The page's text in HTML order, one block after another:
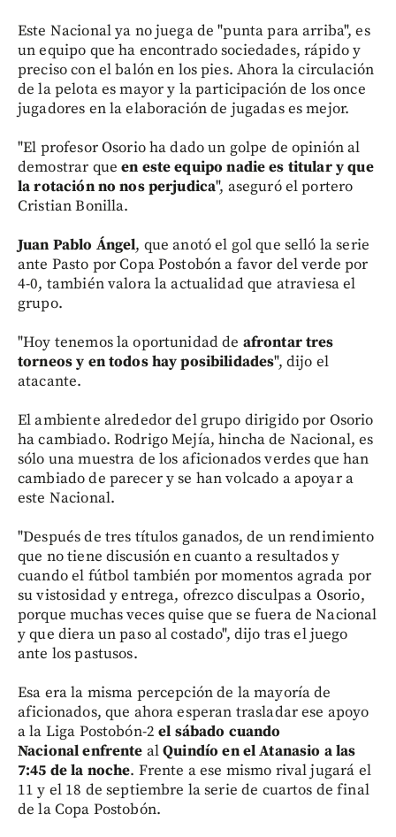
Este Nacional ya no juega de "punta para arriba", es
un equipo que ha encontrado sociedades, rápido y
preciso con el balón en los pies. Ahora la circulación
de la pelota es mayor y la participación de los once
jugadores en la elaboración de jugadas es mejor.
"El profesor Osorio ha dado un golpe de opinión al
demostrar queen este equipo nadie es titular y que
la rotación no nos perjudica", aseguró el portero
Cristian Bonilla.
Juan Pablo Ángel, que anotó el gol que selló la serie
ante Pasto por Copa Postobón a favor del verde por
4-0, también valora la actualidad que atraviesa el
grupo.
"Hoy tenemos la oportunidad de afrontar tres
torneos y en todos hay posibilidades", dijo el
atacante.
El ambiente alrededor del grupo dirigido por Osorio
ha cambiado. Rodrigo Mejía, hincha de Nacional, es
sólo una muestra de los aficionados verdes que han
cambiado de parecer y se han volcado a apoyar a
este Nacional.
"Después de tres títulos ganados, de un rendimiento
que no tiene discusión en cuanto a resultados y
cuando el fútbol también por momentos agrada por
su vistosidad y entrega, ofrezco disculpas a Osorio,
porque muchas veces quise que se fuera de Nacional
y que diera un paso al costado", dijo tras el juego
ante los pastusos.
Esa era la misma percepción de la mayoría de
aficionados, que ahora esperan trasladar ese apoyo
a la Liga Postobón-2 el sábado cuando
Nacional enfrente alQuindío en el Atanasio a las
7:45 de la noche. Frente a ese mismo rival jugará el
11 y el 18 de septiembre la serie de cuartos de final
de la Copa Postobón.